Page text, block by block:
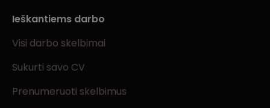
Ieškantiems darbo
Visi darbo skelbimai
Sukurti savo CV
Prenumeruoti skelbimus